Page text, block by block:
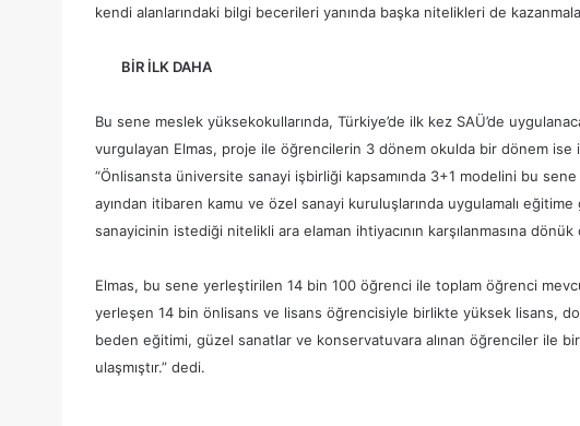
kendi alanlarındaki bilgi becerileri yanında başka nitelikleri de
BİR İLK DAHA
Bu sene meslek yüksekokullarında, Türkiye’de ilk kez SAÜ’de
vurgulayan Elmas, proje ile öğrencilerin 3 dönem okulda bir dönem ise
“Önlisansta üniversite sanayi işbirliği kapsamında 3+1 modelini bu
ayından itibaren kamu ve özel sanayi kuruluşlarında uygulamalı
sanayicinin istediği nitelikli ara elaman ihtiyacının karşılanmasına dönük
Elmas, bu sene yerleştirilen 14 bin 100 öğrenci ile toplam öğrenci
yerleşen 14 bin önlisans ve lisans öğrencisiyle birlikte yüksek lisans,
beden eğitimi, güzel sanatlar ve konservatuvara alınan öğrenciler ile
ulaşmıştır.” dedi.